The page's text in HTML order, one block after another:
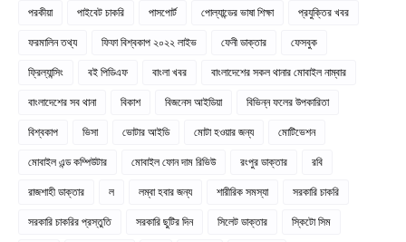
পরকীয়া
পাইবেট চাকরি পাসপোর্ট পোল্যান্ডের ভাষা শিক্ষা
প্রযুক্তির খবর
ফরমালিন তথ্য
ফিফা বিশ্বকাপ ২০২২ লাইভ ফেনী ডাক্তার
ফেসবুক
ফ্রিল্যান্সিং
বই পিডিএফ বাংলা খবর
বাংলাদেশের সকল থানার মোবাইল নাম্বার
বাংলাদেশের সব থানা
বিকাশ বিজনেস আইডিয়া
বিভিন্ন ফলের উপকারিতা
বিশ্বকাপ
ভিসা ভোটার আইডি মোটা হওয়ার জন্য
মোটিভেশন
মোবাইল এন্ড কম্পিউটার
মোবাইল ফোন দাম রিভিউ রংপুর ডাক্তার
রবি
রাজশাহী ডাক্তার
ল লম্বা হবার জন্য শারীরিক সমস্যা
সরকারি চাকরি
সরকারি চাকরির প্রস্তুতি
সরকারি ছুটির দিন সিলেট ডাক্তার
স্কিটো সিম